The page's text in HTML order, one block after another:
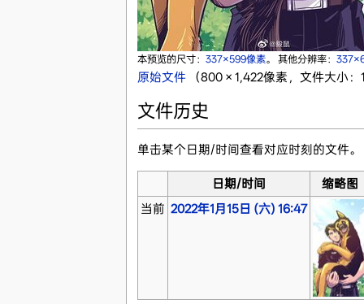
本预览的尺寸： 337×599像素。 其他分辨率：
原始文件‎ （800 × 1,422像素，文件大小
文件历史
单击某个日期/时间查看对应时刻的文件。
日期/时间
缩略图
当前 2022年1月15日 (六) 16:47